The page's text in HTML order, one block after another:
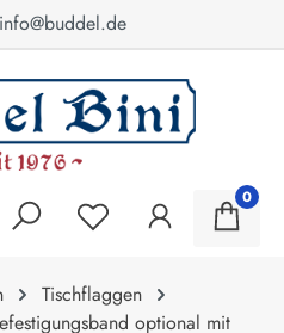
0
Tischflaggen
optional mit